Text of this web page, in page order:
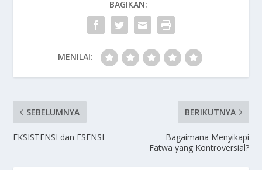
BAGIKAN:
MENILAI:
SEBELUMNYA
EKSISTENSI dan ESENSI
BERIKUTNYA
Bagaimana Menyikapi
Fatwa yang Kontroversial?